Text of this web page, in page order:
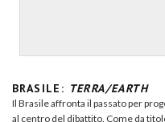
BRASILE: TERRA/EARTH
Il Brasile affronta il passato per
al centro del dibattito. Come da